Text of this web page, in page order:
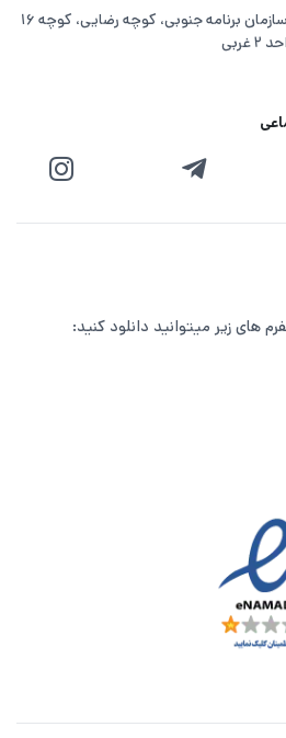
تهران، بلوار فردوس غرب، سازمان برنامه جنوبی، کوچه رضایی، کوچه ۱۶
های زیر میتوانید دانلود کنید: